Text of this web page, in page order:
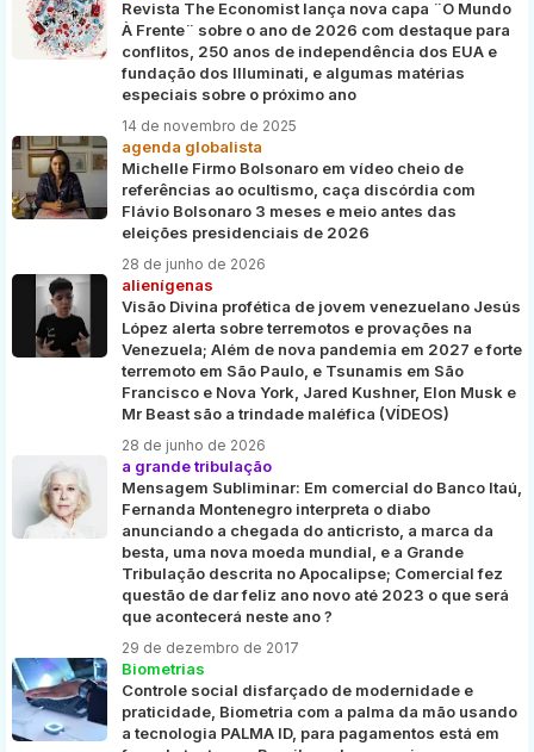
Revista The Economist lança nova capa ¨O Mundo
À Frente¨ sobre o ano de 2026 com destaque para
conflitos, 250 anos de independência dos EUA e
fundação dos Illuminati, e algumas matérias
especiais sobre o próximo ano
14 de novembro de 2025
agenda globalista
Michelle Firmo Bolsonaro em vídeo cheio de
referências ao ocultismo, caça discórdia com
Flávio Bolsonaro 3 meses e meio antes das
eleições presidenciais de 2026
28 de junho de 2026
alienígenas
Visão Divina profética de jovem venezuelano Jesús
López alerta sobre terremotos e provações na
Venezuela; Além de nova pandemia em 2027 e forte
terremoto em São Paulo, e Tsunamis em São
Francisco e Nova York, Jared Kushner, Elon Musk e
Mr Beast são a trindade maléfica (VÍDEOS)
28 de junho de 2026
a grande tribulação
Mensagem Subliminar: Em comercial do Banco Itaú,
Fernanda Montenegro interpreta o diabo
anunciando a chegada do anticristo, a marca da
besta, uma nova moeda mundial, e a Grande
Tribulação descrita no Apocalipse; Comercial fez
questão de dar feliz ano novo até 2023 o que será
que acontecerá neste ano ?
29 de dezembro de 2017
Biometrias
Controle social disfarçado de modernidade e
praticidade, Biometria com a palma da mão usando
a tecnologia PALMA ID, para pagamentos está em